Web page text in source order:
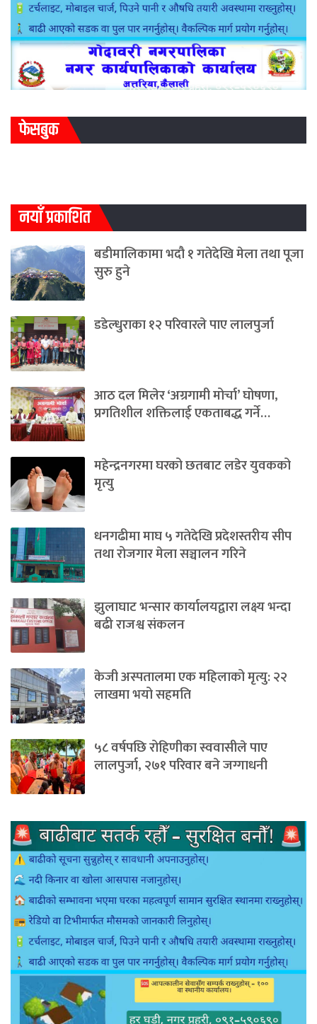
फेसबुक
नयाँ प्रकाशित
बडीमालिकामा भदौ १ गतेदेखि मेला तथा पूजा
सुरु हुने
डडेल्धुराका १२ परिवारले पाए लालपुर्जा
आठ दल मिलेर ‘अग्रगामी मोर्चा’ घोषणा,
प्रगतिशील शक्तिलाई एकताबद्ध गर्ने…
महेन्द्रनगरमा घरको छतबाट लडेर युवकको
मृत्यु
धनगढीमा माघ ५ गतेदेखि प्रदेशस्तरीय सीप
तथा रोजगार मेला सञ्चालन गरिने
झुलाघाट भन्सार कार्यालयद्वारा लक्ष्य भन्दा
बढी राजश्व संकलन
केजी अस्पतालमा एक महिलाको मृत्यु: २२
लाखमा भयो सहमति
५८ वर्षपछि रोहिणीका स्ववासीले पाए
लालपुर्जा, २७१ परिवार बने जग्गाधनी